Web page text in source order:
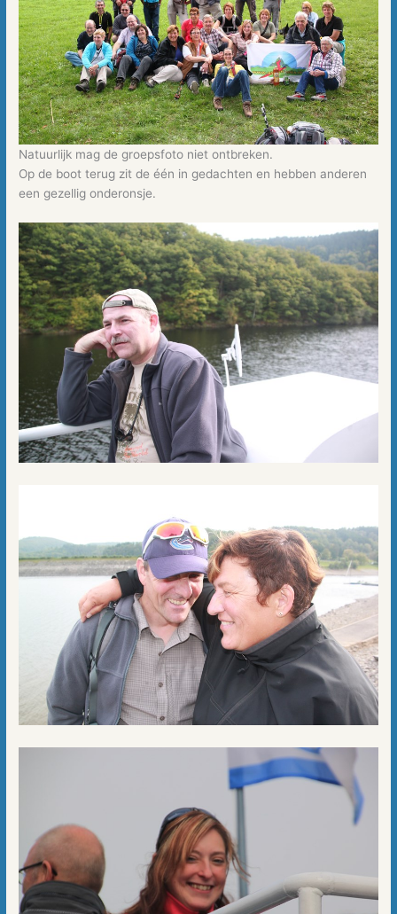
Natuurlijk mag de groepsfoto niet ontbreken.
Op de boot terug zit de één in gedachten en hebben anderen
een gezellig onderonsje.